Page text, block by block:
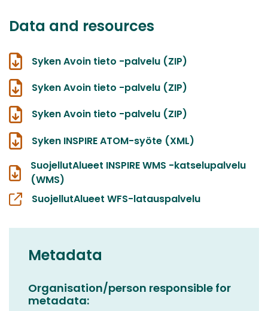
Data and resources
Syken Avoin tieto -palvelu (ZIP)
Syken Avoin tieto -palvelu (ZIP)
Syken Avoin tieto -palvelu (ZIP)
Syken INSPIRE ATOM-syöte (XML)
SuojellutAlueet INSPIRE WMS -katselupalvelu
(WMS)
SuojellutAlueet WFS-latauspalvelu
Metadata
Organisation/person responsible for
metadata: